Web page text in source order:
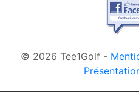
© 2026 Tee1Golf -